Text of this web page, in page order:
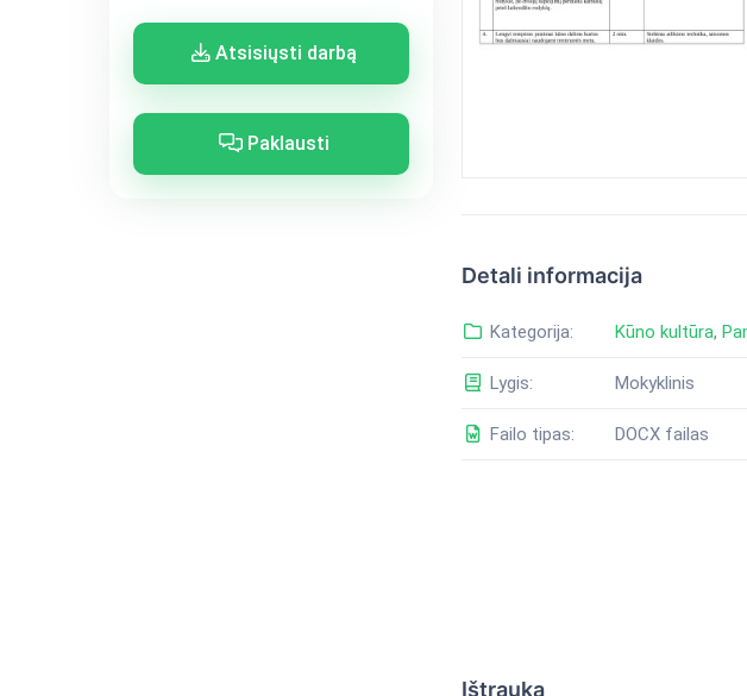
Atsisiųsti darbą
Paklausti
Detali informacija
Kategorija: Kūno kultūra,
Lygis: Mokyklinis
Failo tipas: DOCX failas
Ištrauka